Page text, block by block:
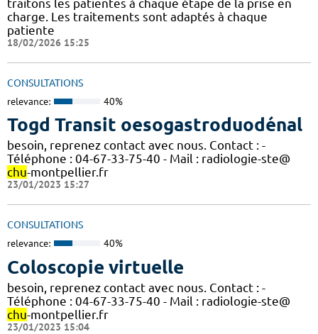
traitons les patientes à chaque étape de la prise en
charge. Les traitements sont adaptés à chaque
patiente
18/02/2026 15:25
CONSULTATIONS
relevance: 40%
Togd Transit oesogastroduodénal
besoin, reprenez contact avec nous. Contact : -
Téléphone : 04-67-33-75-40 - Mail : radiologie-ste@
chu-montpellier.fr
23/01/2023 15:27
CONSULTATIONS
relevance: 40%
Coloscopie virtuelle
besoin, reprenez contact avec nous. Contact : -
Téléphone : 04-67-33-75-40 - Mail : radiologie-ste@
chu-montpellier.fr
23/01/2023 15:04